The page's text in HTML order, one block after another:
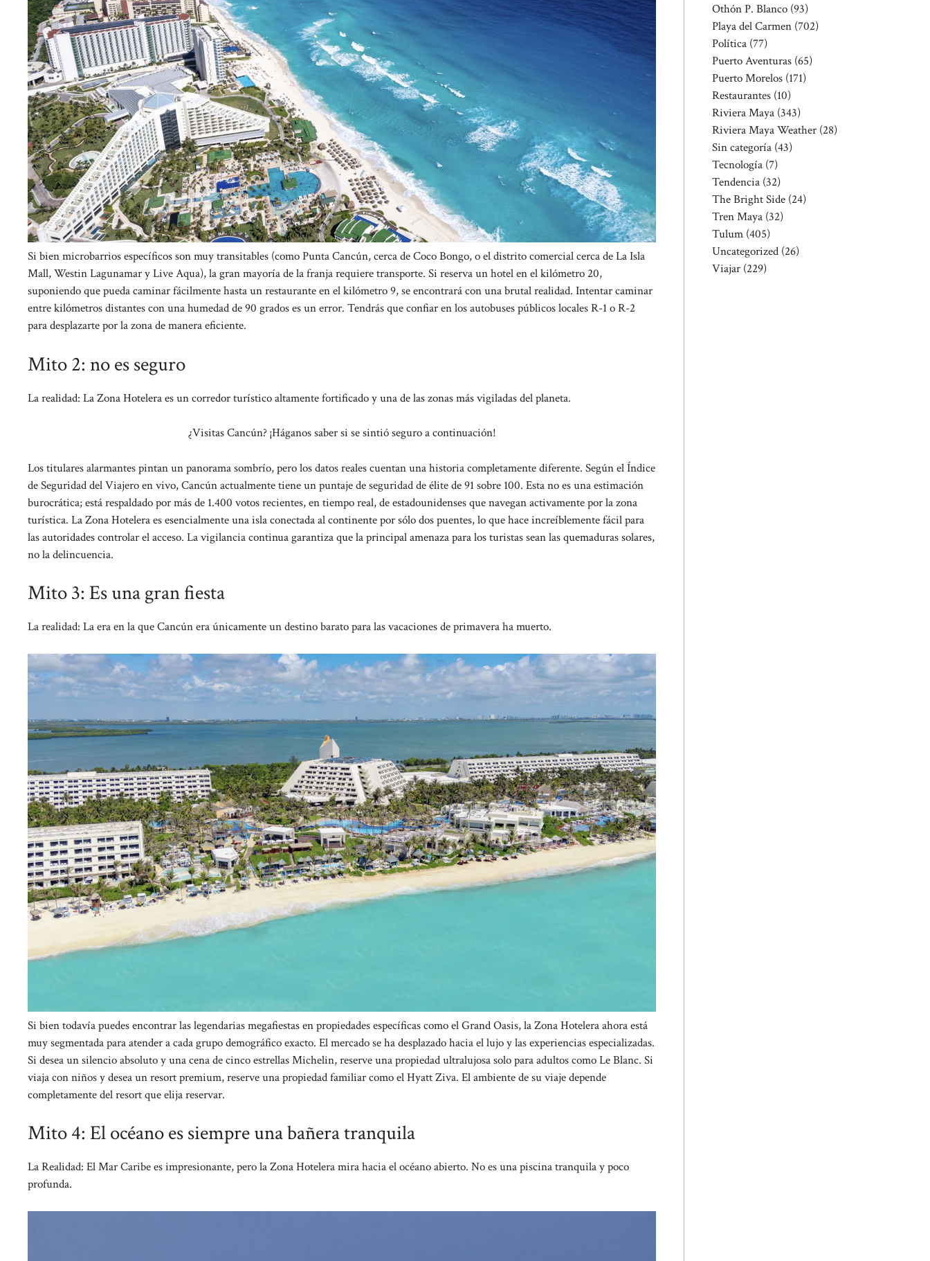
Si bien microbarrios específicos son muy transitables (como Punta Cancún, cerca de Coco Bongo, o el distrito comercial cerca de La Isla
Mall, Westin Lagunamar y Live Aqua), la gran mayoría de la franja requiere transporte. Si reserva un hotel en el kilómetro 20,
suponiendo que pueda caminar fácilmente hasta un restaurante en el kilómetro 9, se encontrará con una brutal realidad. Intentar caminar
entre kilómetros distantes con una humedad de 90 grados es un error. Tendrás que confiar en los autobuses públicos locales R-1 o R-2
para desplazarte por la zona de manera eficiente.
Mito 2: no es seguro
La realidad: La Zona Hotelera es un corredor turístico altamente fortificado y una de las zonas más vigiladas del planeta.
¿Visitas Cancún? ¡Háganos saber si se sintió seguro a continuación!
Los titulares alarmantes pintan un panorama sombrío, pero los datos reales cuentan una historia completamente diferente. Según el Índice
de Seguridad del Viajero en vivo, Cancún actualmente tiene un puntaje de seguridad de élite de 91 sobre 100. Esta no es una estimación
burocrática; está respaldado por más de 1.400 votos recientes, en tiempo real, de estadounidenses que navegan activamente por la zona
turística. La Zona Hotelera es esencialmente una isla conectada al continente por sólo dos puentes, lo que hace increíblemente fácil para
las autoridades controlar el acceso. La vigilancia continua garantiza que la principal amenaza para los turistas sean las quemaduras solares,
no la delincuencia.
Mito 3: Es una gran fiesta
La realidad: La era en la que Cancún era únicamente un destino barato para las vacaciones de primavera ha muerto.
Si bien todavía puedes encontrar las legendarias megafiestas en propiedades específicas como el Grand Oasis, la Zona Hotelera ahora está
muy segmentada para atender a cada grupo demográfico exacto. El mercado se ha desplazado hacia el lujo y las experiencias especializadas.
Si desea un silencio absoluto y una cena de cinco estrellas Michelin, reserve una propiedad ultralujosa solo para adultos como Le Blanc. Si
viaja con niños y desea un resort premium, reserve una propiedad familiar como el Hyatt Ziva. El ambiente de su viaje depende
completamente del resort que elija reservar.
Mito 4: El océano es siempre una bañera tranquila
La Realidad: El Mar Caribe es impresionante, pero la Zona Hotelera mira hacia el océano abierto. No es una piscina tranquila y poco
profunda.
Othón P. Blanco (93)
Playa del Carmen (702)
Política (77)
Puerto Aventuras (65)
Puerto Morelos (171)
Restaurantes (10)
Riviera Maya (343)
Riviera Maya Weather (28)
Sin categoría (43)
Tecnología (7)
Tendencia (32)
The Bright Side (24)
Tren Maya (32)
Tulum (405)
Uncategorized (26)
Viajar (229)